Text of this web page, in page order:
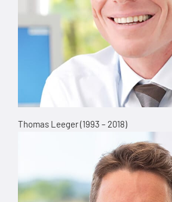
Thomas Leeger (1993 – 2018)